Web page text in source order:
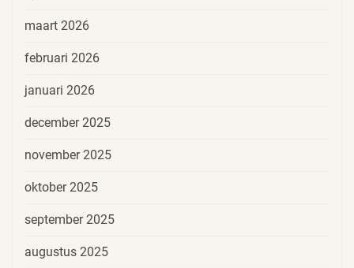
maart 2026
februari 2026
januari 2026
december 2025
november 2025
oktober 2025
september 2025
augustus 2025